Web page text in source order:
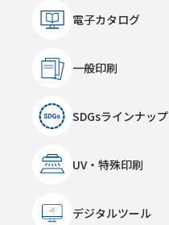
電子カタログ
一般印刷
SDGsラインナップ
UV・特殊印刷
デジタルツール